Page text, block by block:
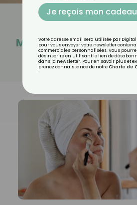
Maquillage
Je reçois mon
Votre adresse email sera utilisée par
pour vous envoyer votre newsletter
commerciales personnalisées. Vous
désinscrire en utilisant le lien de
dans la newsletter. Pour en savoir plus et
prenez connaissance de notre Charte de